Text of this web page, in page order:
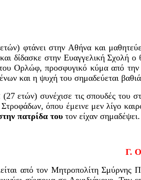
φτάνει στην Αθήνα και
δίδασκε στην Ευαγγελική Σχολή ο
Ορλώφ, προσφυγικό κύμα από
και η ψυχή του σημαδεύεται
ετών) συνέχισε τις σπουδές του
όπου έμεινε μεν λίγο
πατρίδα του τον είχαν
Γ.
από τον Μητροπολίτη Σμύρνης